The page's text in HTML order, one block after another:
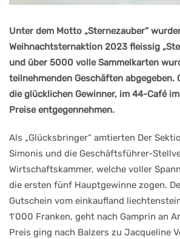
Unter dem Motto „Sternezauber“
Weihnachtsternaktion 2023 fleissig
und über 5000 volle Sammelkarten
teilnehmenden Geschäften abgegeben.
die glücklichen Gewinner, im 44-Café
Preise entgegennehmen.
Als „Glücksbringer“ amtierten Der
Simonis und die Geschäftsführer-
Wirtschaftskammer, welche voller
die ersten fünf Hauptgewinne zogen.
Gutschein vom einkaufland
1‘000 Franken, geht nach Gamprin an
Preis ging nach Balzers zu Jacqueline